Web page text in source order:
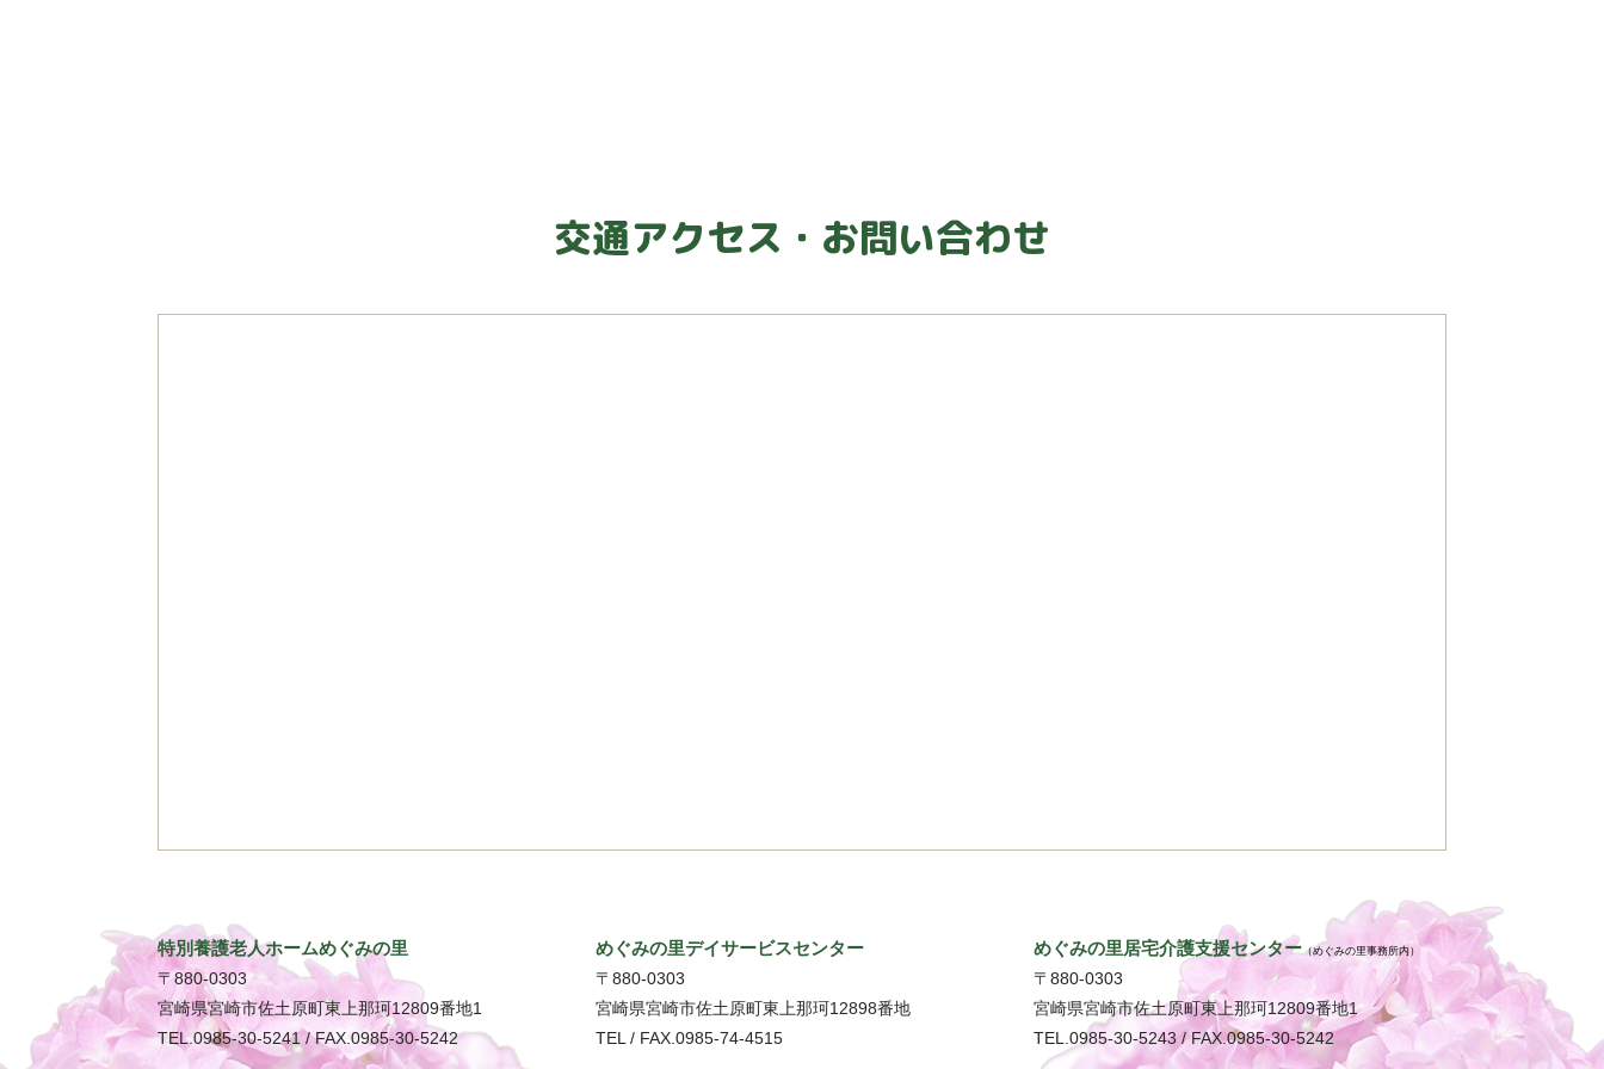
交通アクセス・お問い合わせ
特別養護老人ホームめぐみの里
〒880-0303
宮崎県宮崎市佐土原町東上那珂12809番地1
TEL.0985-30-5241 / FAX.0985-30-5242
めぐみの里デイサービスセンター
〒880-0303
宮崎県宮崎市佐土原町東上那珂12898番地
TEL / FAX.0985-74-4515
めぐみの里居宅介護支援センター （めぐみの里事務所内）
〒880-0303
宮崎県宮崎市佐土原町東上那珂12809番地1
TEL.0985-30-5243 / FAX.0985-30-5242